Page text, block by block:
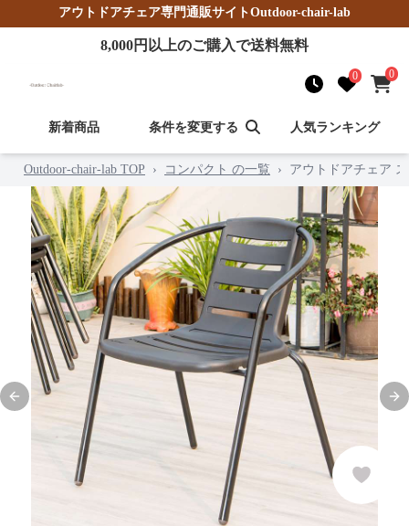
アウトドアチェア専門通販サイトOutdoor-chair-lab
8,000円以上のご購入で送料無料
0 0
新着商品 条件を変更する 人気ランキング
Outdoor-chair-lab TOP › コンパクト の一覧 › アウトドアチェア
Previous slide